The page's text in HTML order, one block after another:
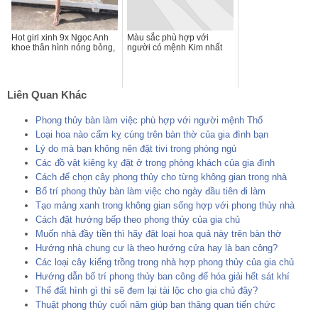
Hot girl xinh 9x Ngọc Anh
khoe thân hình nóng bỏng,
Màu sắc phù hợp với
người có mệnh Kim nhất
Liên Quan Khác
Phong thủy bàn làm việc phù hợp với người mệnh Thổ
Loại hoa nào cấm kỵ cúng trên bàn thờ của gia đình bạn
Lý do mà bạn không nên đặt tivi trong phòng ngủ
Các đồ vật kiêng kỵ đặt ở trong phòng khách của gia đình
Cách để chọn cây phong thủy cho từng không gian trong nhà
Bố trí phong thủy bàn làm việc cho ngày đầu tiên đi làm
Tạo mảng xanh trong không gian sống hợp với phong thủy nhà
Cách đặt hướng bếp theo phong thủy của gia chủ
Muốn nhà đầy tiền thì hãy đặt loại hoa quả này trên bàn thờ
Hướng nhà chung cư là theo hướng cửa hay là ban công?
Các loại cây kiểng trồng trong nhà hợp phong thủy của gia chủ
Hướng dẫn bố trí phong thủy ban công để hóa giải hết sát khí
Thế đất hình gì thì sẽ đem lại tài lộc cho gia chủ đây?
Thuật phong thủy cuối năm giúp bạn thăng quan tiến chức